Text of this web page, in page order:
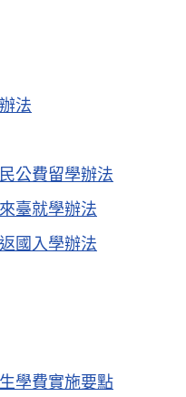
法
公費留學辦法
臺就學辦法
國入學辦法
學費實施要點